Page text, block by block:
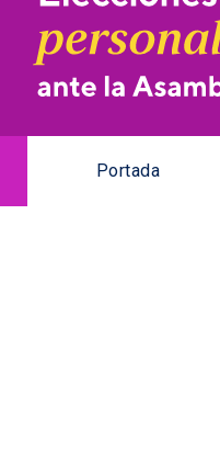
Portada